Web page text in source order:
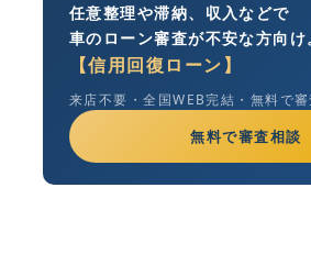
任意整理や滞納、収入などで
車のローン審査が不安な方向け
【信用回復ローン】
来店不要・全国WEB完結・無料で審
無料で審査相談